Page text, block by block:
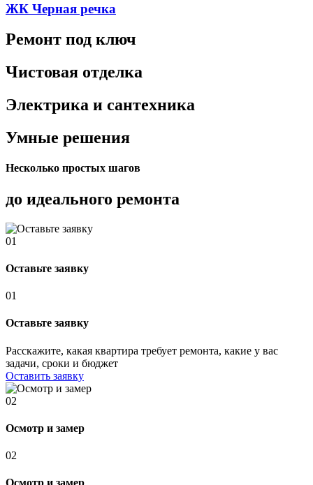
ЖК Черная речка
Ремонт под ключ
Чистовая отделка
Электрика и сантехника
Умные решения
Несколько простых шагов
до идеального ремонта
01
Оставьте заявку
01
Оставьте заявку
Расскажите, какая квартира требует ремонта, какие у вас
задачи, сроки и бюджет
Оставить заявку
02
Осмотр и замер
02